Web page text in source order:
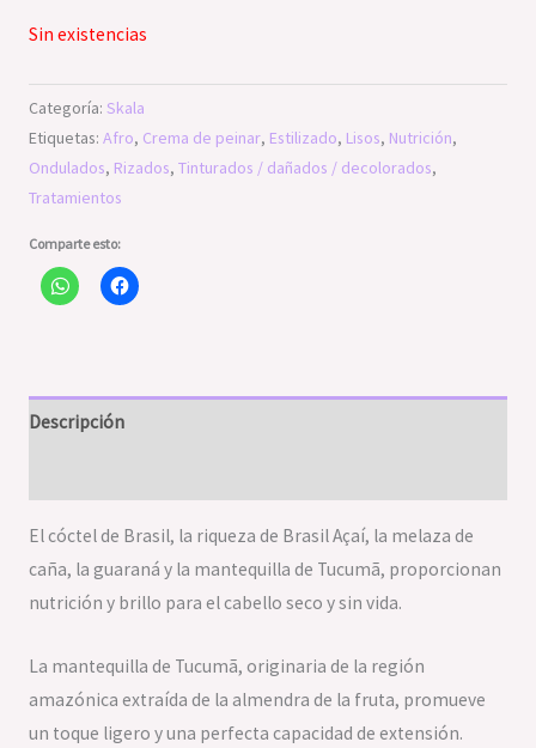
Sin existencias
Categoría: Skala
Etiquetas: Afro, Crema de peinar, Estilizado, Lisos, Nutrición,
Ondulados, Rizados, Tinturados / dañados / decolorados,
Tratamientos
Comparte esto:
Descripción
El cóctel de Brasil, la riqueza de Brasil Açaí, la melaza de
caña, la guaraná y la mantequilla de Tucumã, proporcionan
nutrición y brillo para el cabello seco y sin vida.
La mantequilla de Tucumã, originaria de la región
amazónica extraída de la almendra de la fruta, promueve
un toque ligero y una perfecta capacidad de extensión.